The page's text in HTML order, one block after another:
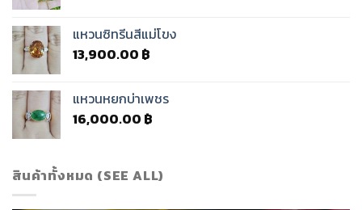
แหวนซิทรีนสีแม่โขง
13,900.00 ฿
แหวนหยกบ่าเพชร
16,000.00 ฿
สินค้าทั้งหมด (SEE ALL)